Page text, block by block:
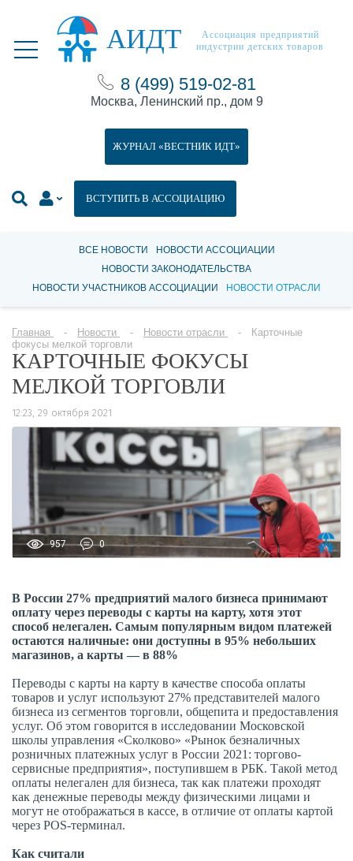
АИДТ
Ассоциация предприятий
индустрии детских товаров
8 (499) 519-02-81
Москва, Ленинский пр., дом 9
ВСТУПИТЬ В АССОЦИАЦИЮ
ЖУРНАЛ «ВЕСТНИК ИДТ»
ВСЕ НОВОСТИ
НОВОСТИ АССОЦИАЦИИ
НОВОСТИ ЗАКОНОДАТЕЛЬСТВА
НОВОСТИ УЧАСТНИКОВ АССОЦИАЦИИ
НОВОСТИ ОТРАСЛИ
Главная Новости Новости отрасли
Карточные
фокусы мелкой торговли
КАРТОЧНЫЕ ФОКУСЫ
МЕЛКОЙ ТОРГОВЛИ
12:23, 29 октября 2021
957 0
В России 27% предприятий малого бизнеса принимают
оплату через переводы с карты на карту, хотя этот
способ нелегален. Самым популярным видом платежей
остаются наличные: они доступны в 95% небольших
магазинов, а карты — в 88%
Переводы с карты на карту в качестве способа оплаты
товаров и услуг используют 27% представителей малого
бизнеса из сегментов торговли, общепита и предоставления
услуг. Об этом говорится в исследовании Московской
школы управления «Сколково» «Рынок безналичных
розничных платежных услуг в России 2021: торгово-
сервисные предприятия», поступившем в РБК. Такой метод
оплаты нелегален для бизнеса, так как платежи проходят
как денежные переводы между физическими лицами и
могут не отображаться в кассе, в отличие от оплаты картой
через POS-терминал.
Как считали